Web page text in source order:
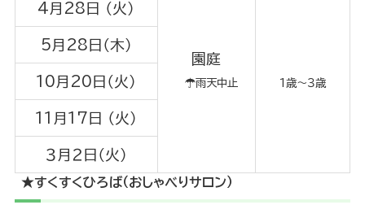
4月28日 （火）
園庭
☂雨天中止 1歳～３歳
5月28日（木）
10月20日（火）
11月17日 （火）
３月２日（火）
★すくすくひろば（おしゃべりサロン）